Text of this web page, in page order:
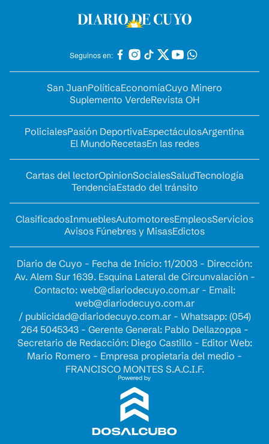
Seguinos en:
San JuanPolíticaEconomíaCuyo Minero
Suplemento VerdeRevista OH
PolicialesPasión DeportivaEspectáculosArgentina
El MundoRecetasEn las redes
Cartas del lectorOpinionSocialesSaludTecnología
TendenciaEstado del tránsito
ClasificadosInmueblesAutomotoresEmpleosServicios
Avisos Fúnebres y MisasEdictos
Diario de Cuyo - Fecha de Inicio: 11/2003 - Dirección:
Av. Alem Sur 1639. Esquina Lateral de Circunvalación -
Contacto: web@diariodecuyo.com.ar- Email:
web@diariodecuyo.com.ar
/ publicidad@diariodecuyo.com.ar- Whatsapp: (054)
264 5045343 - Gerente General: Pablo Dellazoppa -
Secretario de Redacción: Diego Castillo - Editor Web:
Mario Romero - Empresa propietaria del medio -
FRANCISCO MONTES S.A.C.I.F.